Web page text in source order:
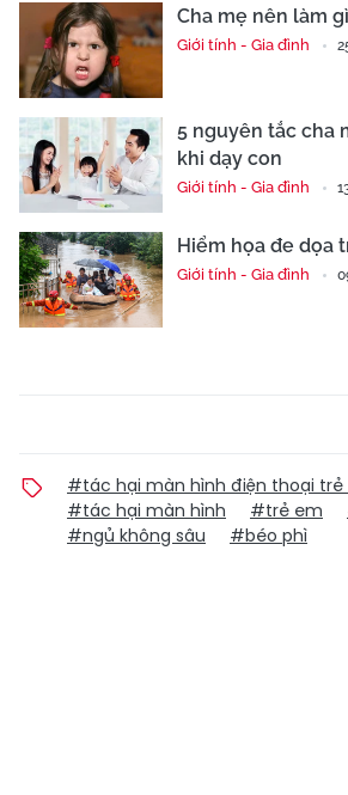
Cha mẹ nên làm
Giới tính - Gia đình
5 nguyên tắc cha
khi dạy con
Giới tính - Gia đình
Hiểm họa đe dọa
Giới tính - Gia đình
#tác hại màn hình điện thoại trẻ
#tác hại màn hình
#trẻ em
#ngủ không sâu
#béo phì